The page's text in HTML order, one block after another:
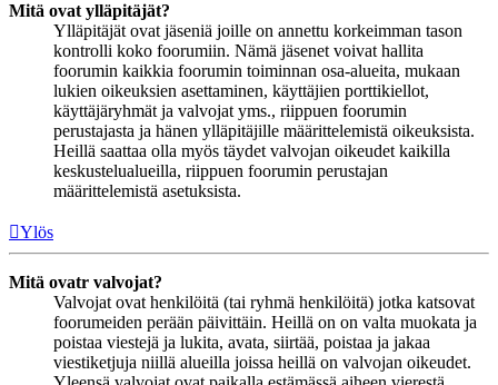
Mitä ovat ylläpitäjät?
Ylläpitäjät ovat jäseniä joille on annettu korkeimman tason
kontrolli koko foorumiin. Nämä jäsenet voivat hallita
foorumin kaikkia foorumin toiminnan osa-alueita, mukaan
lukien oikeuksien asettaminen, käyttäjien porttikiellot,
käyttäjäryhmät ja valvojat yms., riippuen foorumin
perustajasta ja hänen ylläpitäjille määrittelemistä oikeuksista.
Heillä saattaa olla myös täydet valvojan oikeudet kaikilla
keskustelualueilla, riippuen foorumin perustajan
määrittelemistä asetuksista.
Ylös
Mitä ovatr valvojat?
Valvojat ovat henkilöitä (tai ryhmä henkilöitä) jotka katsovat
foorumeiden perään päivittäin. Heillä on on valta muokata ja
poistaa viestejä ja lukita, avata, siirtää, poistaa ja jakaa
viestiketjuja niillä alueilla joissa heillä on valvojan oikeudet.